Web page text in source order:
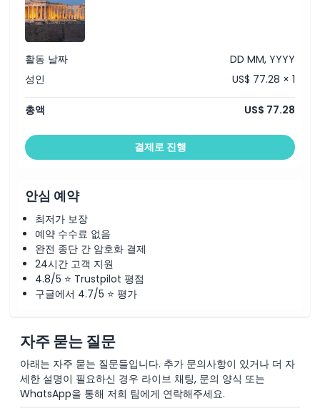
오후 7시 15분 – 투어 종료.
참고:일정은 날씨 또는 교통 상황에 따라 변경될 수 있습니다.
활동 날짜
DD MM, YYYY
성인
US$ 77.28 × 1
총액 US$ 77.28
결제로 진행
안심 예약
최저가 보장
예약 수수료 없음
완전 종단 간 암호화 결제
24시간 고객 지원
4.8/5 ⭐ Trustpilot 평점
구글에서 4.7/5 ⭐ 평가
자주 묻는 질문
아래는 자주 묻는 질문들입니다. 추가 문의사항이 있거나 더 자
세한 설명이 필요하신 경우 라이브 채팅, 문의 양식 또는
WhatsApp을 통해 저희 팀에게 연락해주세요.